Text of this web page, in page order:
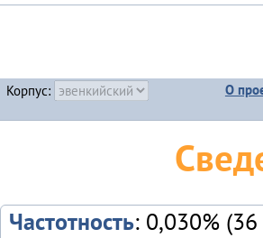
Корпус: О
Частотность: 0,030%